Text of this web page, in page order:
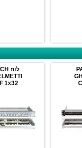
GHIELMETTI
ASF 1x32